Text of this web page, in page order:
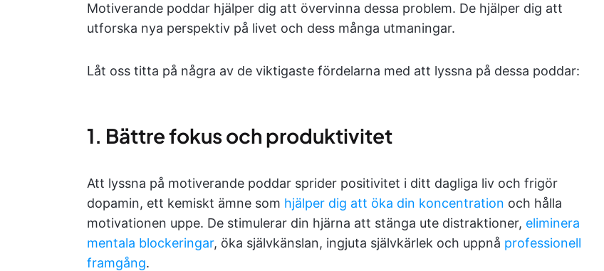
Motiverande poddar hjälper dig att övervinna dessa problem. De hjälper dig att
utforska nya perspektiv på livet och dess många utmaningar.
Låt oss titta på några av de viktigaste fördelarna med att lyssna på dessa poddar:
1. Bättre fokus och produktivitet
Att lyssna på motiverande poddar sprider positivitet i ditt dagliga liv och frigör
dopamin, ett kemiskt ämne som hjälper dig att öka din koncentration och hålla
motivationen uppe. De stimulerar din hjärna att stänga ute distraktioner, eliminera
mentala blockeringar, öka självkänslan, ingjuta självkärlek och uppnå professionell
framgång.